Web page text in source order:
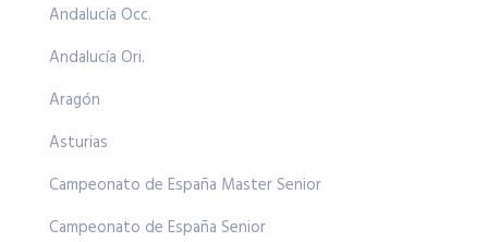
Andalucía Occ.
Andalucía Ori.
Aragón
Asturias
Campeonato de España Master Senior
Campeonato de España Senior